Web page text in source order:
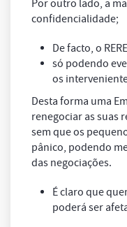
Por outro lado, a
confidencialidade;
De facto, o
só podendo
os
Desta forma uma
renegociar as suas
sem que os
pânico, podendo
das negociações.
É claro que
poderá ser